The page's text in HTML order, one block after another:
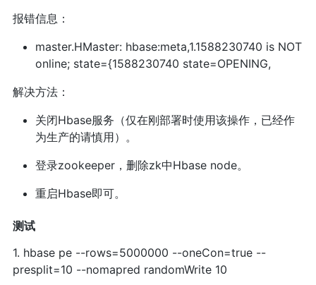
报错信息：
master.HMaster: hbase:meta,1.1588230740 is NOT
online; state={1588230740 state=OPENING,
解决方法：
关闭Hbase服务（仅在刚部署时使用该操作，已经作
为生产的请慎用）。
登录zookeeper，删除zk中Hbase node。
重启Hbase即可。
测试
1. hbase pe --rows=5000000 --oneCon=true --
presplit=10 --nomapred randomWrite 10